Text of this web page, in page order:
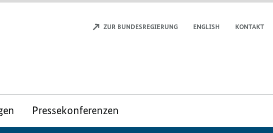
ZUR BUNDESREGIERUNG ENGLISH KONTAKT
Pressekonferenzen